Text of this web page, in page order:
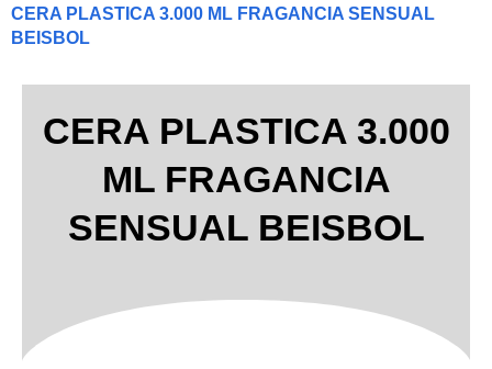
CERA PLASTICA 3.000 ML FRAGANCIA SENSUAL
BEISBOL
CERA PLASTICA 3.000
ML FRAGANCIA
SENSUAL BEISBOL